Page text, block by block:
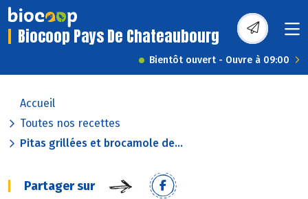
Biocoop Pays De Chateaubourg
Bientôt ouvert - Ouvre à 09:00
Accueil
Toutes nos recettes
Pitas grillées et brocamole de...
Partager sur